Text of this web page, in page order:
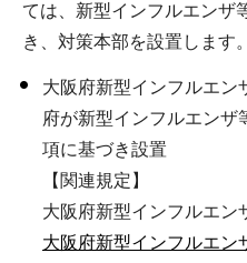
ては、新型インフルエンザ
き、対策本部を設置します。
大阪府新型インフルエン
府が新型インフルエンザ
項に基づき設置
【関連規定】
大阪府新型インフルエン
大阪府新型インフルエン